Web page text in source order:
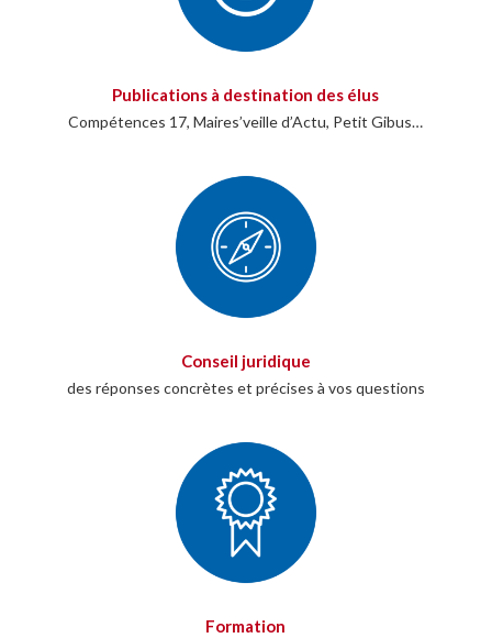
Publications à destination des élus
Compétences 17, Maires’veille d’Actu, Petit Gibus…
Conseil juridique
des réponses concrètes et précises à vos questions
Formation